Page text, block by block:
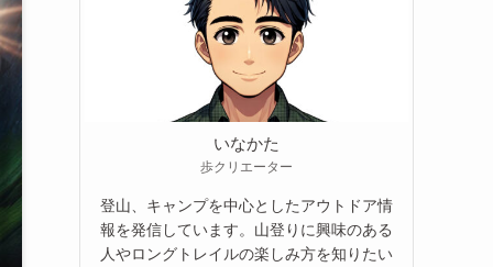
いなかた
歩クリエーター
登山、キャンプを中心としたアウトドア情
報を発信しています。山登りに興味のある
人やロングトレイルの楽しみ方を知りたい